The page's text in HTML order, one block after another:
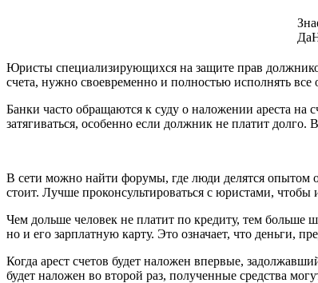
Да
Юристы специализирующихся на защите прав
счета, нужно своевременно и полностью исполнять все
Банки часто обращаются к суду о наложении ареста на
затягиваться, особенно если должник не платит долго.
В сети можно найти форумы, где люди делятся опытом
стоит. Лучше проконсультироваться с юристами,
Чем дольше человек не платит по кредиту, тем больше
но и его зарплатную карту. Это означает, что деньги,
Когда арест счетов будет наложен впервые,
будет наложен во второй раз, полученные средства